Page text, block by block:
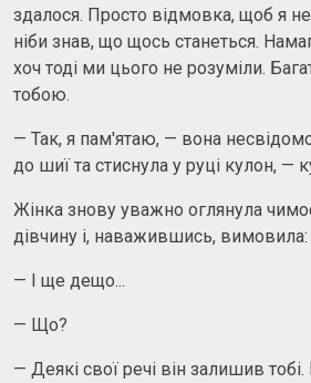
здалося. Просто відмовка, щоб я
ніби знав, що щось станеться.
хоч тоді ми цього не розуміли.
тобою.
— Так, я пам'ятаю, — вона
до шиї та стиснула у руці кулон, —
Жінка знову уважно оглянула
дівчину і, наважившись, вимовила:
— І ще дещо...
— Що?
— Деякі свої речі він залишив тобі.